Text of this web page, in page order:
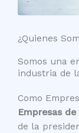
¿Quienes
Somos una
industria de
Como
Empresas
de la